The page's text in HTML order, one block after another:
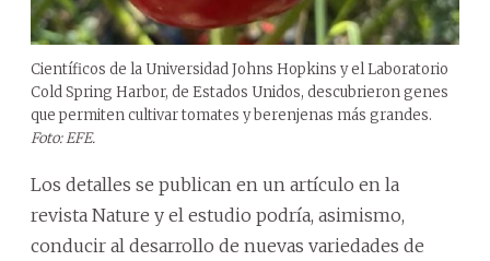
Científicos de la Universidad Johns Hopkins y el Laboratorio
Cold Spring Harbor, de Estados Unidos, descubrieron genes
que permiten cultivar tomates y berenjenas más grandes.
Foto: EFE.
Los detalles se publican en un artículo en la
revista Nature y el estudio podría, asimismo,
conducir al desarrollo de nuevas variedades de